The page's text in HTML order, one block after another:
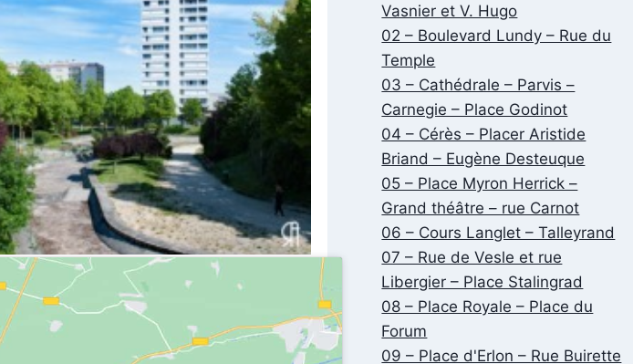
Vasnier et V. Hugo
02 – Boulevard Lundy – Rue du
Temple
03 – Cathédrale – Parvis –
Carnegie – Place Godinot
04 – Cérès – Placer Aristide
Briand – Eugène Desteuque
05 – Place Myron Herrick –
Grand théâtre – rue Carnot
06 – Cours Langlet – Talleyrand
07 – Rue de Vesle et rue
Libergier – Place Stalingrad
08 – Place Royale – Place du
Forum
09 – Place d'Erlon – Rue Buirette